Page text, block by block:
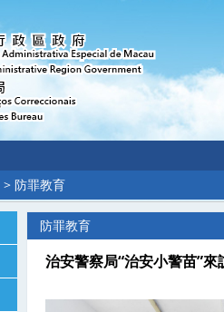
> 防罪教育
防罪教育
治安警察局“治安小警苗”